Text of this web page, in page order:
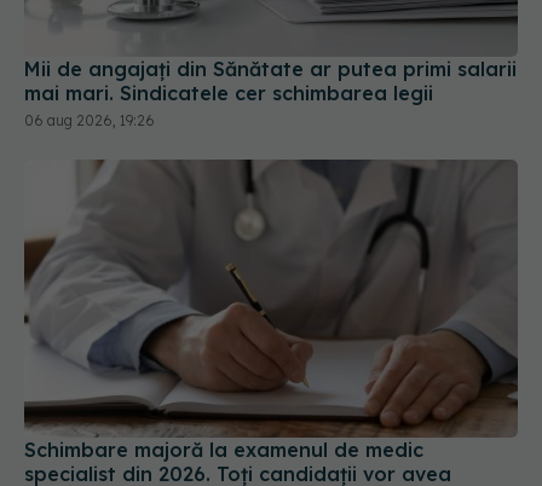
Mii de angajați din Sănătate ar putea primi salarii
mai mari. Sindicatele cer schimbarea legii
06 aug 2026, 19:26
Schimbare majoră la examenul de medic
specialist din 2026. Toți candidații vor avea